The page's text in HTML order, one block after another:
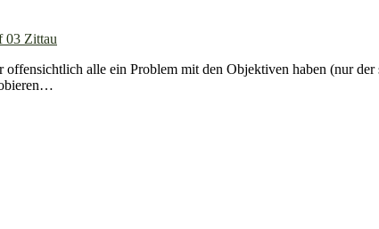
offensichtlich alle ein Problem mit den Objektiven haben (nur